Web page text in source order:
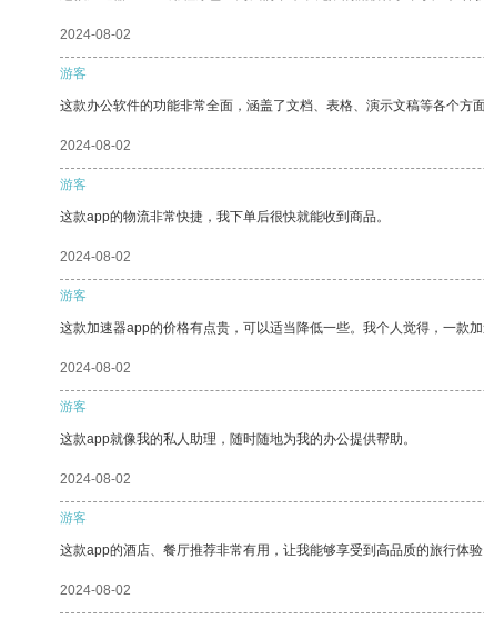
2024-08-02
游客
这款办公软件的功能非常全面，涵盖了文档、表格、演示文稿等各个方
2024-08-02
游客
这款app的物流非常快捷，我下单后很快就能收到商品。
2024-08-02
游客
这款加速器app的价格有点贵，可以适当降低一些。我个人觉得，一款
2024-08-02
游客
这款app就像我的私人助理，随时随地为我的办公提供帮助。
2024-08-02
游客
这款app的酒店、餐厅推荐非常有用，让我能够享受到高品质的旅行体验
2024-08-02